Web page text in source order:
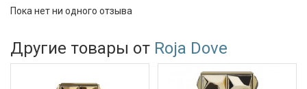
Пока нет ни одного отзыва
Другие товары от Roja Dove